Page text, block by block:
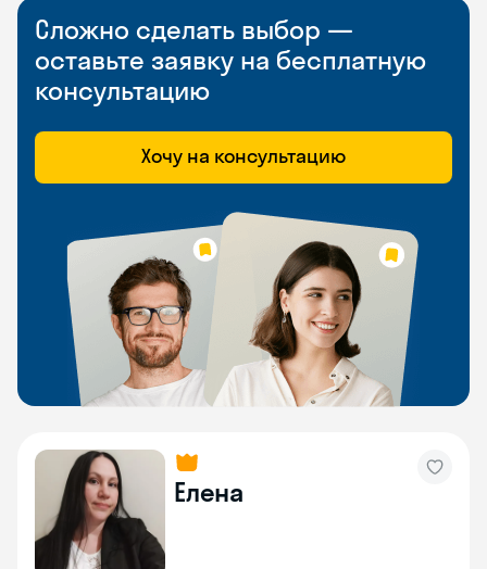
Сложно сделать выбор —
оставьте заявку на бесплатную
консультацию
Хочу на консультацию
Елена